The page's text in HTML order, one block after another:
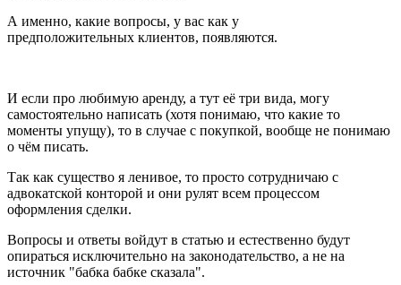
А именно, какие вопросы, у вас как у
предположительных клиентов, появляются.
И если про любимую аренду, а тут её три вида, могу
самостоятельно написать (хотя понимаю, что какие то
моменты упущу), то в случае с покупкой, вообще не понимаю
о чём писать.
Так как существо я ленивое, то просто сотрудничаю с
адвокатской конторой и они рулят всем процессом
оформления сделки.
Вопросы и ответы войдут в статью и естественно будут
опираться исключительно на законодательство, а не на
источник "бабка бабке сказала".